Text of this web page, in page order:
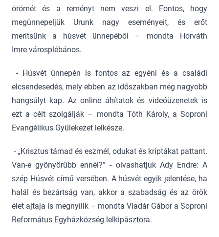
örömét és a reményt nem veszi el. Fontos, hogy
megünnepeljük Urunk nagy eseményeit, és erőt
merítsünk a húsvét ünnepéből – mondta Horváth
Imre városplébános.
- Húsvét ünnepén is fontos az egyéni és a családi
elcsendesedés, mely ebben az időszakban még nagyobb
hangsúlyt kap. Az online áhítatok és videóüzenetek is
ezt a célt szolgálják – mondta Tóth Károly, a Soproni
Evangélikus Gyülekezet lelkésze.
- „Krisztus támad és eszmél, odukat és kriptákat pattant.
Van-e gyönyörűbb ennél?” - olvashatjuk Ady Endre: A
szép Húsvét című versében. A húsvét egyik jelentése, ha
halál és bezártság van, akkor a szabadság és az örök
élet ajtaja is megnyílik – mondta Vladár Gábor a Soproni
Református Egyházközség lelkipásztora.